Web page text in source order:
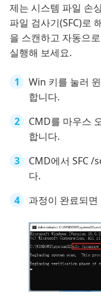
제는 시스템 파일 손
파일 검사기(SFC)로
을 스캔하고 자동으
실행해 보세요.
Win 키를 눌러
합니다.
CMD를 마우스
합니다.
CMD에서 SFC /
다.
과정이 완료되